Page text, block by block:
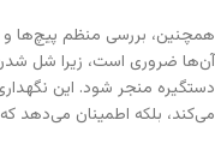
همچنین، بررسی منظم پیچ‌ها و
آن‌ها ضروری است، زیرا شل شدن
دستگیره منجر شود. این
می‌کند، بلکه اطمینان می‌دهد